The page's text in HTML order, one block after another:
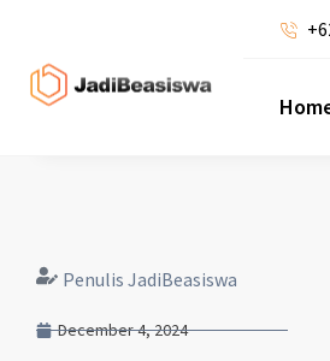
Penulis JadiBeasiswa
December 4, 2024